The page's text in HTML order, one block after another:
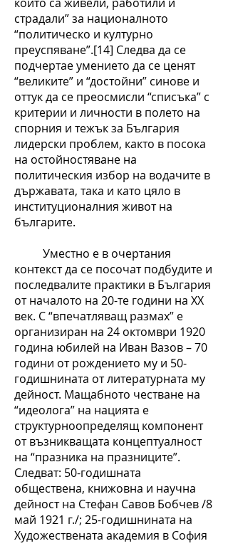
страдали” за националното
“политическо и културно
преуспяване”.[14] Следва да се
подчертае умението да се ценят
“великите” и “достойни” синове и
оттук да се преосмисли “списъка” с
критерии и личности в полето на
спорния и тежък за България
лидерски проблем, както в посока
на остойностяване на
политическия избор на водачите в
държавата, така и като цяло в
институционалния живот на
българите.
Уместно е в очертания
контекст да се посочат подбудите и
последвалите практики в България
от началото на 20-те години на ХХ
век. С “впечатляващ размах” е
организиран на 24 октомври 1920
година юбилей на Иван Вазов – 70
години от рождението му и 50-
годишнината от литературната му
дейност. Мащабното честване на
“идеолога” на нацията е
структурноопределящ компонент
от възникващата концептуалност
на “празника на празниците”.
Следват: 50-годишната
обществена, книжовна и научна
дейност на Стефан Савов Бобчев /8
май 1921 г./; 25-годишнината на
Художествената академия в София